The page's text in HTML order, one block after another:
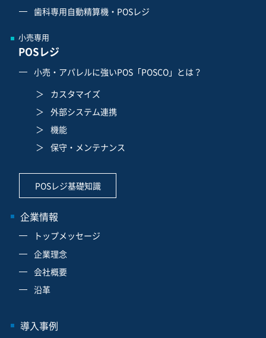
歯科専用自動精算機・POSレジ
小売専用
POSレジ
小売・アパレルに強いPOS「POSCO」とは？
カスタマイズ
外部システム連携
機能
保守・メンテナンス
POSレジ基礎知識
企業情報
トップメッセージ
企業理念
会社概要
沿革
導入事例